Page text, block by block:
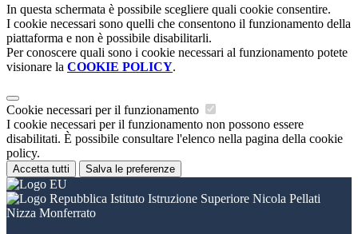
In questa schermata è possibile scegliere quali cookie consentire.
I cookie necessari sono quelli che consentono il funzionamento della
piattaforma e non è possibile disabilitarli.
Per conoscere quali sono i cookie necessari al funzionamento potete
visionare la COOKIE POLICY.
Cookie necessari per il funzionamento
I cookie necessari per il funzionamento non possono essere
disabilitati. È possibile consultare l'elenco nella pagina della cookie
policy.
Accetta tutti Salva le preferenze
Istituto Istruzione Superiore Nicola Pellati
Nizza Monferrato